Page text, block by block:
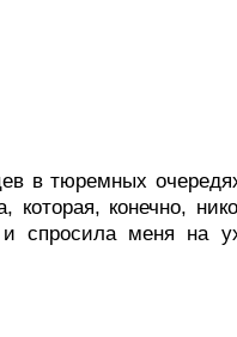
в тюремных
конечно,
спросила меня на